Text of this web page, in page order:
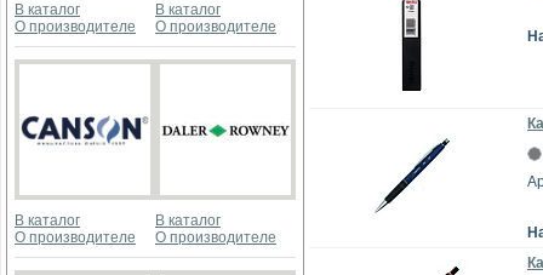
В каталог
О производителе
В каталог
О производителе
В каталог
О производителе
В каталог
О производителе